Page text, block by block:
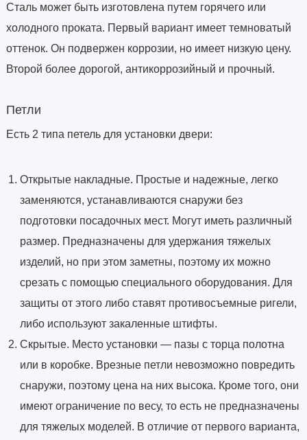
Сталь может быть изготовлена путем горячего или
холодного проката. Первый вариант имеет темноватый
оттенок. Он подвержен коррозии, но имеет низкую цену.
Второй более дорогой, антикоррозийный и прочный.
Петли
Есть 2 типа петель для установки двери:
Открытые накладные. Простые и надежные, легко
заменяются, устанавливаются снаружи без
подготовки посадочных мест. Могут иметь различный
размер. Предназначены для удержания тяжелых
изделий, но при этом заметны, поэтому их можно
срезать с помощью специального оборудования. Для
защиты от этого либо ставят противосъемные ригели,
либо используют закаленные штифты.
Скрытые. Место установки — пазы с торца полотна
или в коробке. Врезные петли невозможно повредить
снаружи, поэтому цена на них высока. Кроме того, они
имеют ограничение по весу, то есть не предназначены
для тяжелых моделей. В отличие от первого варианта,